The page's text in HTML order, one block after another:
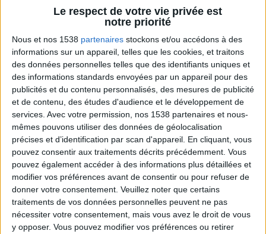
Le respect de votre vie privée est
notre priorité
Nous et nos 1538 partenaires stockons et/ou accédons à des
informations sur un appareil, telles que les cookies, et traitons
des données personnelles telles que des identifiants uniques et
des informations standards envoyées par un appareil pour des
publicités et du contenu personnalisés, des mesures de publicité
et de contenu, des études d'audience et le développement de
services. Avec votre permission, nos 1538 partenaires et nous-
mêmes pouvons utiliser des données de géolocalisation
précises et d’identification par scan d'appareil. En cliquant, vous
pouvez consentir aux traitements décrits précédemment. Vous
pouvez également accéder à des informations plus détaillées et
modifier vos préférences avant de consentir ou pour refuser de
donner votre consentement. Veuillez noter que certains
traitements de vos données personnelles peuvent ne pas
nécessiter votre consentement, mais vous avez le droit de vous
y opposer. Vous pouvez modifier vos préférences ou retirer
yaourt et un poulet, est-ce correct ?
14:46 Est-ce qu'un fruit frais, cuit, en compote
maison, compote sans sucre commerce quand on
dit fruit est-ce que ça le remplace ?
15:56 Comment envoyer le carnet minceur à
notre diététicienne ?
16:33 Mes feuilles de brick ont un peu séché.
Combien de kilos souhaitez-vous perdre ?
Moins de
5 kilos
De 5 à 10
kilos
Plus de
10 kilos
Webinaires en direct Voir tout